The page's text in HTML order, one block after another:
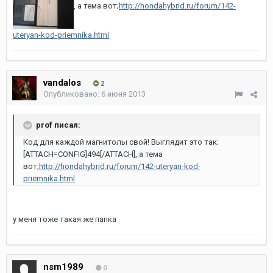
, а тема вот;http://hondahybrid.ru/forum/142-
uteryan-kod-priemnika.html
vandalos 2
Опубликовано: 6 июня 2013
prof писал:
Код для каждой магнитолы свой! Выглядит это так;
[ATTACH=CONFIG]494[/ATTACH], а тема
вот; http://hondahybrid.ru/forum/142-uteryan-kod-
priemnika.html
у меня тоже такая же папка
nsm1989 0